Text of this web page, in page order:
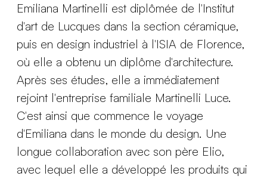
Emiliana Martinelli est diplômée de l'Institut
d'art de Lucques dans la section céramique,
puis en design industriel à l'ISIA de Florence,
où elle a obtenu un diplôme d'architecture.
Après ses études, elle a immédiatement
rejoint l'entreprise familiale Martinelli Luce.
C'est ainsi que commence le voyage
d'Emiliana dans le monde du design. Une
longue collaboration avec son père Elio,
avec lequel elle a développé les produits qui